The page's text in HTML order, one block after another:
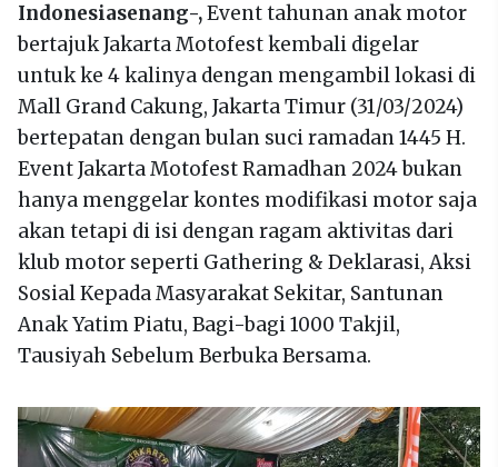
Indonesiasenang-,Event tahunan anak motor
bertajuk Jakarta Motofest kembali digelar
untuk ke 4 kalinya dengan mengambil lokasi di
Mall Grand Cakung, Jakarta Timur (31/03/2024)
bertepatan dengan bulan suci ramadan 1445 H.
Event Jakarta Motofest Ramadhan 2024 bukan
hanya menggelar kontes modifikasi motor saja
akan tetapi di isi dengan ragam aktivitas dari
klub motor seperti Gathering & Deklarasi, Aksi
Sosial Kepada Masyarakat Sekitar, Santunan
Anak Yatim Piatu, Bagi-bagi 1000 Takjil,
Tausiyah Sebelum Berbuka Bersama.